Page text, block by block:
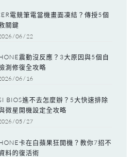
電競筆電當機畫面凍結？傳授5個
關鍵
/ 06 / 22
震動沒反應？3大原因與5個自
測修復全攻略
/ 06 / 16
BIOS進不去怎麼辦？5大快速排除
微星開機設定全攻略
/ 05 / 27
卡在白蘋果狂開機？教你7招不
料的復活術